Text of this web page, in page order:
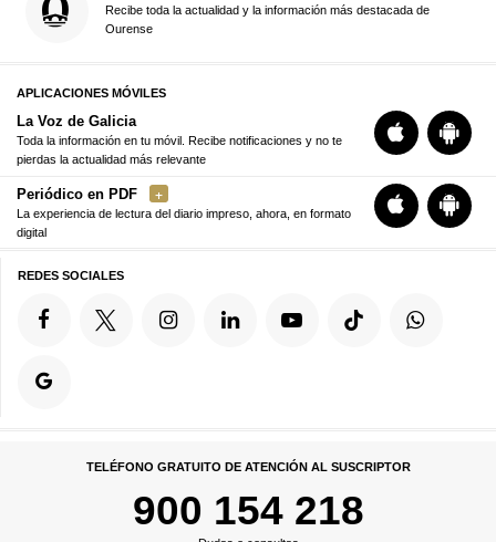
Recibe toda la actualidad y la información más destacada de
Ourense
APLICACIONES MÓVILES
La Voz de Galicia
Toda la información en tu móvil. Recibe notificaciones y no te
pierdas la actualidad más relevante
Periódico en PDF
La experiencia de lectura del diario impreso, ahora, en formato
digital
REDES SOCIALES
TELÉFONO GRATUITO DE ATENCIÓN AL SUSCRIPTOR
900 154 218